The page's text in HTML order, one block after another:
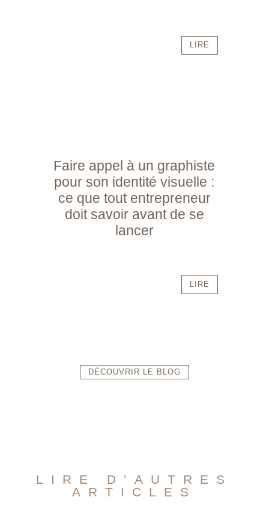
LIRE
Faire appel à un graphiste
pour son identité visuelle :
ce que tout entrepreneur
doit savoir avant de se
lancer
LIRE
DÉCOUVRIR LE BLOG
LIRE D’AUTRES
ARTICLES